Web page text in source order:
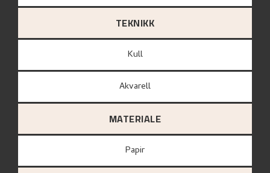
TEKNIKK
Kull
Akvarell
MATERIALE
papir